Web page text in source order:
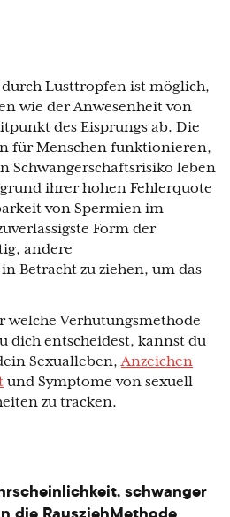
durch Lusttropfen ist möglich,
wie der Anwesenheit von
des Eisprungs ab. Die
für Menschen funktionieren,
Schwangerschaftsrisiko leben
ihrer hohen Fehlerquote
von Spermien im
Form der
andere
Betracht zu ziehen, um das
welche Verhütungsmethode
dich entscheidest, kannst du
Sexualleben,Anzeichen
und Symptome von sexuell
zu tracken.
schwanger